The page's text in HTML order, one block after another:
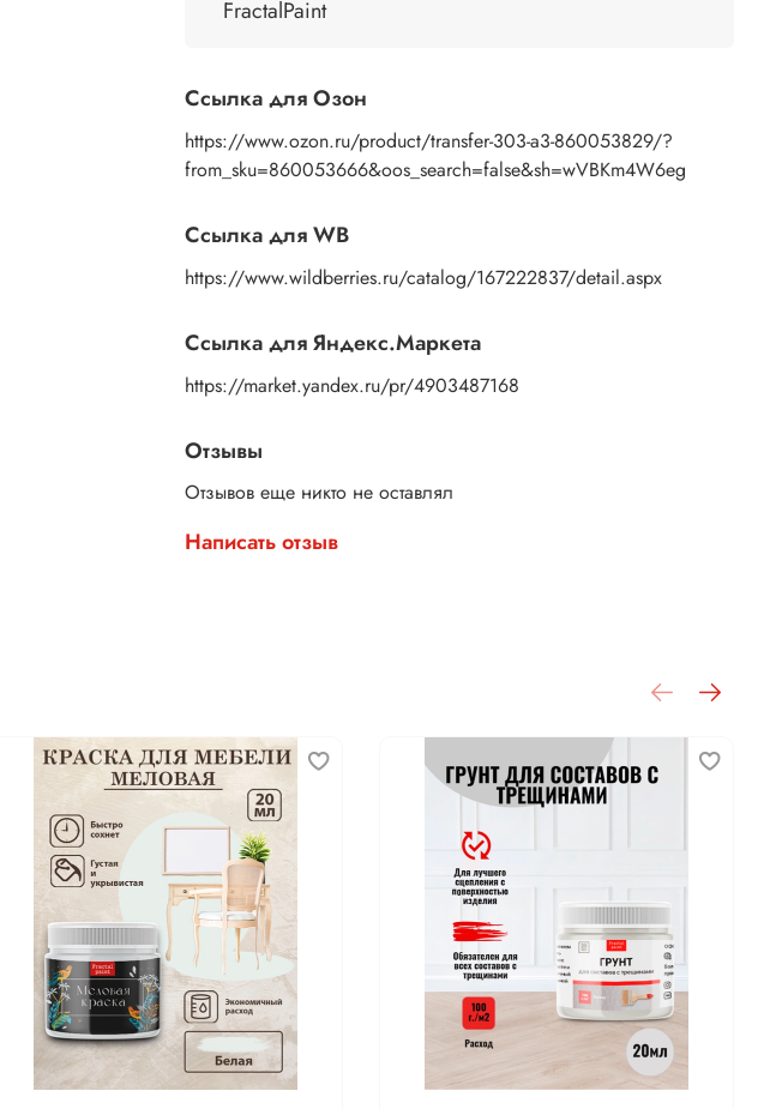
дайте основе пропитаться водой. Затем приложите
пальцами бумажную основу, сдвигаете ее на себя.
Рисунок остается на изделии. Сразу после нанесения
удалите лишнюю влагу и воздух бумажным полотенцем
или кусочком сухой ткани. После чего покройте
подойдет акриловый лак на водной основе, матовый,
глянцевый, полуглянцевый.
FractalPaint
Ссылка для Озон
https://www.ozon.ru/product/transfer-303-a3-860053829/?
from_sku=860053666&oos_search=false&sh=wVBKm4W6eg
Ссылка для WB
https://www.wildberries.ru/catalog/167222837/detail.aspx
Ссылка для Яндекс.Маркета
https://market.yandex.ru/pr/4903487168
Отзывы
Отзывов еще никто не оставлял
Написать отзыв